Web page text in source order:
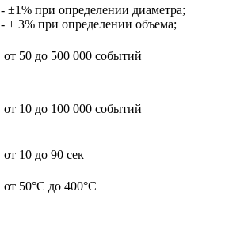
- ±1% при определении диаметра;
- ± 3% при определении объема;
от 50 до 500 000 событий
от 10 до 100 000 событий
от 10 до 90 сек
от 50°С до 400°С